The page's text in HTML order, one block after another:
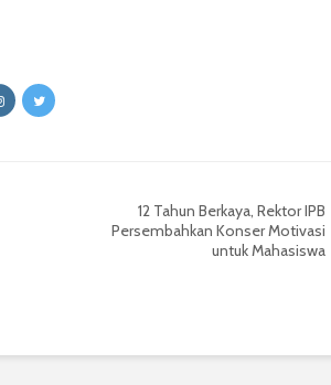
12 Tahun Berkaya, Rektor IPB
Persembahkan Konser Motivasi
untuk Mahasiswa